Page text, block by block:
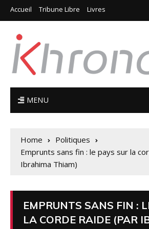
Accueil Tribune Libre Livres
MENU
Home
Politiques
Emprunts sans fin : le pays sur la
Ibrahima Thiam)
EMPRUNTS SANS FIN :
LA CORDE RAIDE (PAR